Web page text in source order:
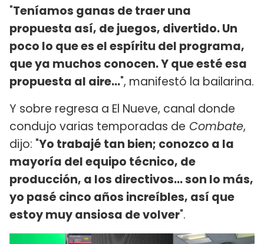
"Teníamos ganas de traer una
propuesta así, de juegos, divertido. Un
poco lo que es el espíritu del programa,
que ya muchos conocen. Y que esté esa
propuesta al aire...", manifestó la bailarina.
Y sobre regresa a El Nueve, canal donde
condujo varias temporadas de Combate,
dijo: "Yo trabajé tan bien; conozco a la
mayoría del equipo técnico, de
producción, a los directivos... son lo más,
yo pasé cinco años increíbles, así que
estoy muy ansiosa de volver".